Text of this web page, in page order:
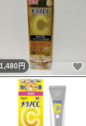
いね！
1,480円